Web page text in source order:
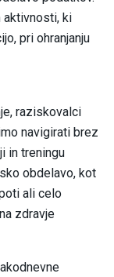
aktivnosti, ki
pri ohranjanju
raziskovalci
navigirati brez
in treningu
obdelavo, kot
ali celo
zdravje